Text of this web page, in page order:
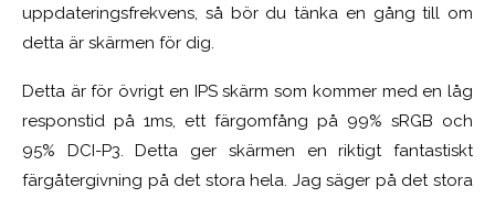
uppdateringsfrekvens, så bör du tänka en gång till om
detta är skärmen för dig.
Detta är för övrigt en IPS skärm som kommer med en låg
responstid på 1ms, ett färgomfång på 99% sRGB och
95% DCI-P3. Detta ger skärmen en riktigt fantastiskt
färgåtergivning på det stora hela. Jag säger på det stora